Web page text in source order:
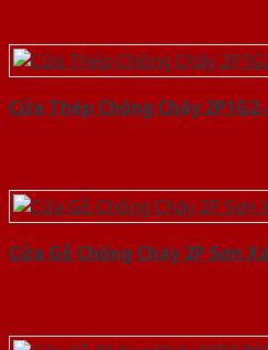
Cửa Thép Chống Cháy
Cửa Gỗ Chống Cháy 2P Sơn